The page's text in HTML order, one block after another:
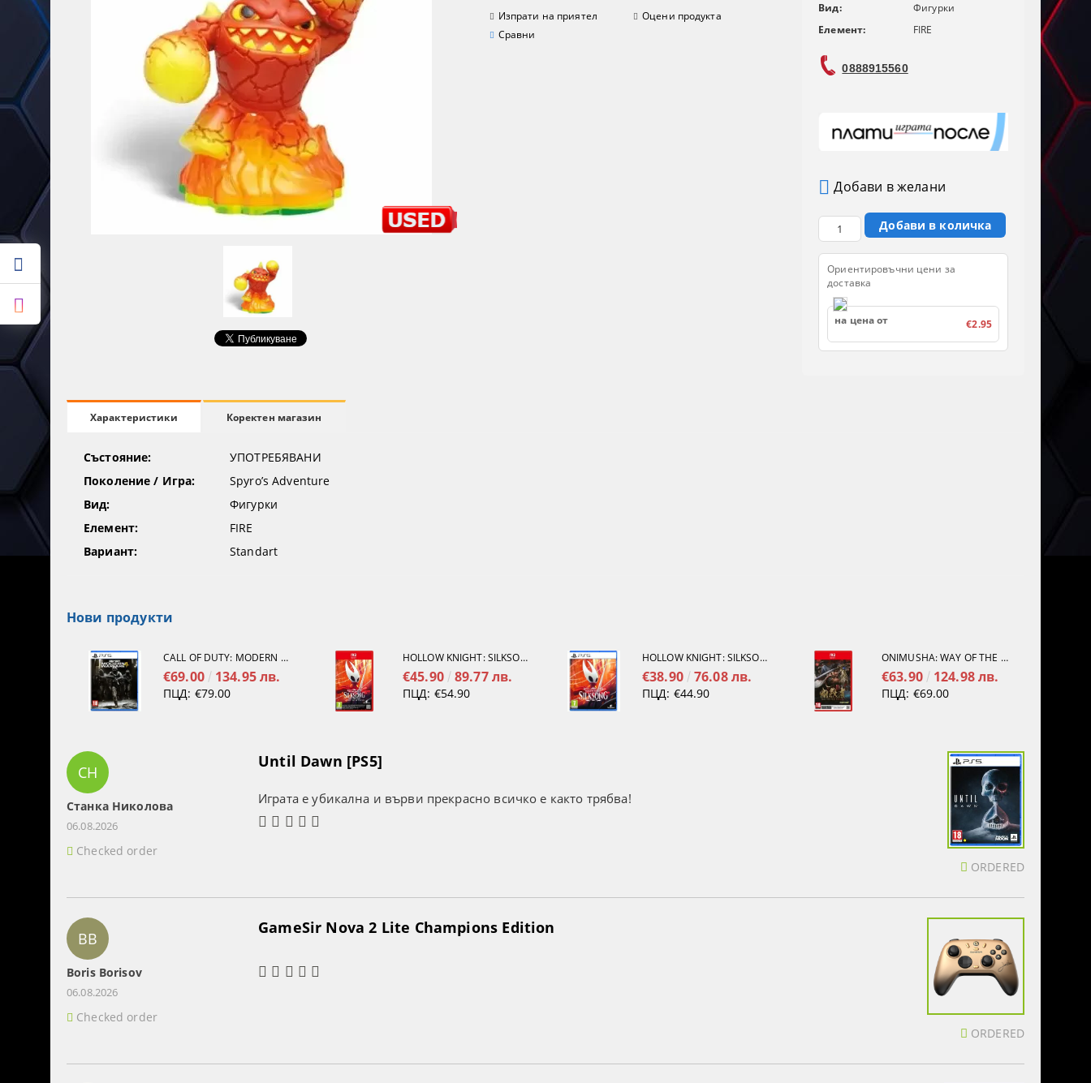
Изпрати на приятел
Оцени продукта
Сравни
Вид:
Фигурки
Елемент:
FIRE
0888915560
Добави в желани
Ориентировъчни цени за
доставка
на цена от €2.95
Характеристики Коректен магазин
Състояние:
УПОТРЕБЯВАНИ
Поколение / Игра:
Spyro’s Adventure
Вид:
Фигурки
Елемент:
FIRE
Вариант:
Standart
Нови продукти
CALL OF DUTY: MODERN WARFARE 4[PS5]
€69.00 134.95 лв.
ПЦД: €79.00
HOLLOW KNIGHT: SILKSONG [NINTENDO SWITCH 2]
€45.90 89.77 лв.
ПЦД: €54.90
HOLLOW KNIGHT: SILKSONG [PS5]
€38.90 76.08 лв.
ПЦД: €44.90
ONIMUSHA: WAY OF THE SWORD [NINTENDO SWITCH 2]
€63.90 124.98 лв.
ПЦД: €69.00
СН
Станка Николова
06.08.2026
Checked order
Until Dawn [PS5]
Играта е убикална и върви прекрасно всичко е както трябва!
ORDERED
BB
Boris Borisov
06.08.2026
Checked order
GameSir Nova 2 Lite Champions Edition
ORDERED